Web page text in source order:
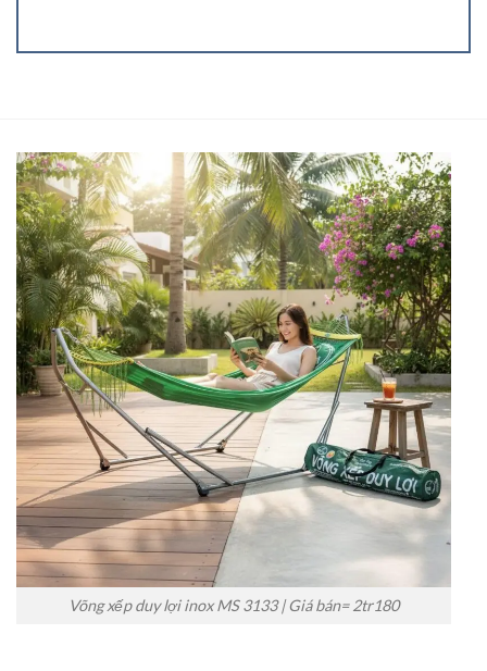
Võng xếp duy lợi inox MS 3133 | Giá bán= 2tr180